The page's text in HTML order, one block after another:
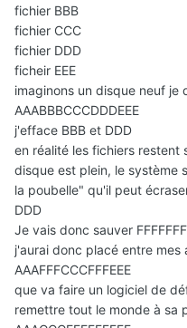
fichier BBB
fichier CCC
fichier DDD
ficheir EEE
imaginons un disque neuf je
AAABBBCCCDDDEEE
j'efface BBB et DDD
en réalité les fichiers restent
disque est plein, le système
la poubelle" qu'il peut
DDD
Je vais donc sauver FFFFFFF
j'aurai donc placé entre mes
AAAFFFCCCFFFEEE
que va faire un logiciel de
remettre tout le monde à sa